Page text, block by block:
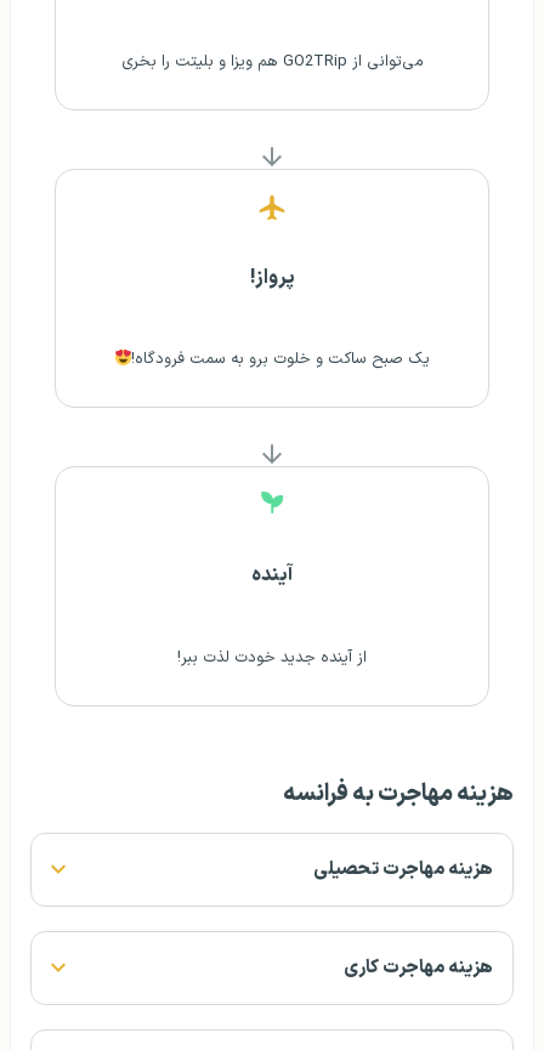
می‌توانی از GO2TRip هم ویزا و بلیتت را بخری
پرواز!
یک صبح ساکت و خلوت برو به سمت فرودگاه!
آینده
از آینده جدید خودت لذت ببر!
هزینه مهاجرت به فرانسه
هزینه مهاجرت تحصیلی
هزینه مهاجرت کاری